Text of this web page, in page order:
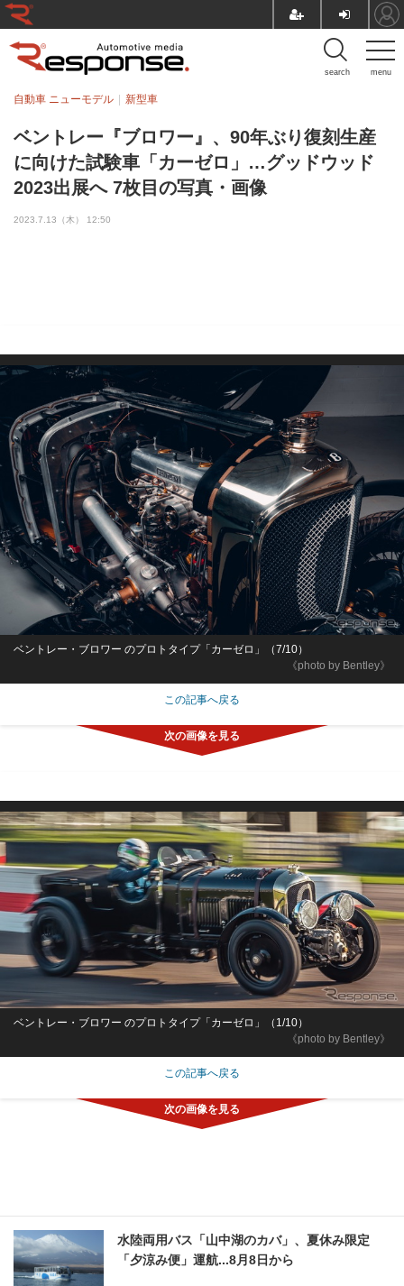
menu
search
ベントレー『ブロワー』、90年ぶり復刻生産
に向けた試験車「カーゼロ」…グッドウッド
2023出展へ 7枚目の写真・画像
自動車 ニューモデル 新型車
2023.7.13（木） 12:50
《photo by Bentley》
ベントレー・ブロワー のプロトタイプ「カーゼロ」（7/10）
この記事へ戻る
《photo by Bentley》
ベントレー・ブロワー のプロトタイプ「カーゼロ」（1/10）
この記事へ戻る
水陸両用バス「山中湖のカバ」、夏休み限定
「夕涼み便」運航...8月8日から